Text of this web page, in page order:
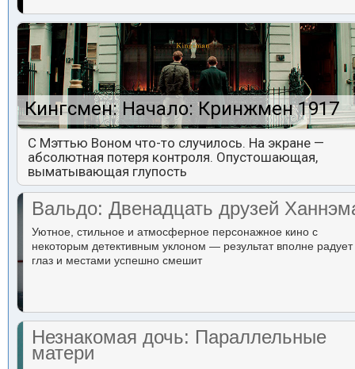
Кингсмен: Начало: Кринжмен 1917
С Мэттью Воном что-то случилось. На экране —
абсолютная потеря контроля. Опустошающая,
выматывающая глупость
Вальдо: Двенадцать друзей
Уютное, стильное и атмосферное персонажное кино с
некоторым детективным уклоном — результат вполне радует
глаз и местами успешно смешит
Незнакомая дочь: Параллельные
матери